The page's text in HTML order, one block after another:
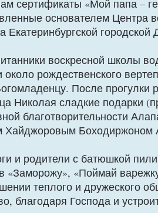
сертификаты «Мой папа –
основателем Центра
Екатеринбургской
воскресной школы
рождественского
После прогулки
Николая сладкие подарки
благотворительности
Хайджоровым
и родители с батюшкой
«Заморожу», «Поймай
теплого и дружеского
благодаря Господа и